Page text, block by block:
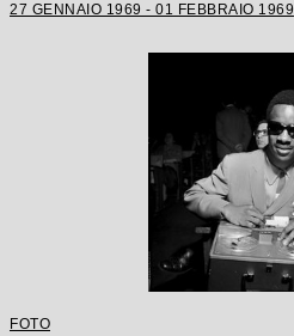
27 GENNAIO 1969 - 01 FEBBRAIO 1969
FOTO